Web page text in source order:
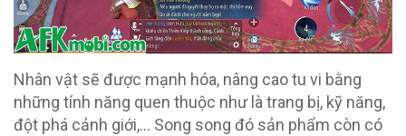
Nhân vật sẽ được mạnh hóa, nâng cao tu vi bằng
những tính năng quen thuộc như là trang bị, kỹ năng,
đột phá cảnh giới,… Song song đó sản phẩm còn có